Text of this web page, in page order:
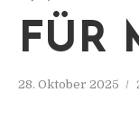
FÜR
28. Oktober 2025